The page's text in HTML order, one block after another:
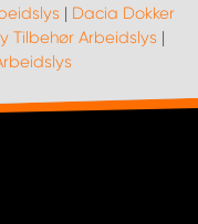
| Dacia Dokker
Tilbehør Arbeidslys |